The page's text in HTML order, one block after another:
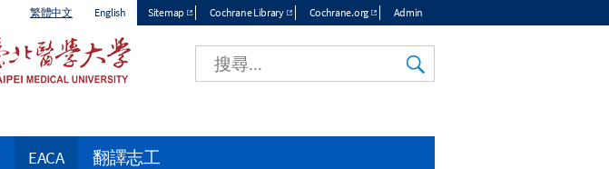
繁體中文 English Sitemap Cochrane Library Cochrane.org Admin
EACA 翻譯志工